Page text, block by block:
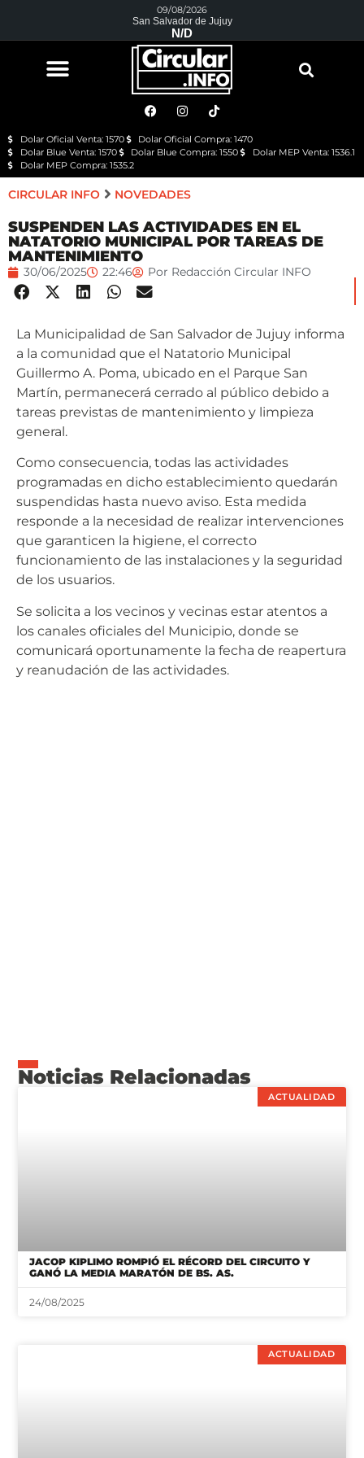
09/08/2026
San Salvador de Jujuy
N/D
Dolar Oficial Venta: 1570
Dolar Oficial Compra: 1470
Dolar Blue Venta: 1570
Dolar Blue Compra: 1550
Dolar MEP Venta: 1536.1
Dolar MEP Compra: 1535.2
CIRCULAR INFO NOVEDADES
SUSPENDEN LAS ACTIVIDADES EN EL
NATATORIO MUNICIPAL POR TAREAS DE
MANTENIMIENTO
30/06/2025 22:46 Por Redacción Circular INFO
La Municipalidad de San Salvador de Jujuy informa
a la comunidad que el Natatorio Municipal
Guillermo A. Poma, ubicado en el Parque San
Martín, permanecerá cerrado al público debido a
tareas previstas de mantenimiento y limpieza
general.
Como consecuencia, todas las actividades
programadas en dicho establecimiento quedarán
suspendidas hasta nuevo aviso. Esta medida
responde a la necesidad de realizar intervenciones
que garanticen la higiene, el correcto
funcionamiento de las instalaciones y la seguridad
de los usuarios.
Se solicita a los vecinos y vecinas estar atentos a
los canales oficiales del Municipio, donde se
comunicará oportunamente la fecha de reapertura
y reanudación de las actividades.
Noticias Relacionadas
ACTUALIDAD
JACOP KIPLIMO ROMPIÓ EL RÉCORD DEL CIRCUITO Y
GANÓ LA MEDIA MARATÓN DE BS. AS.
24/08/2025
ACTUALIDAD